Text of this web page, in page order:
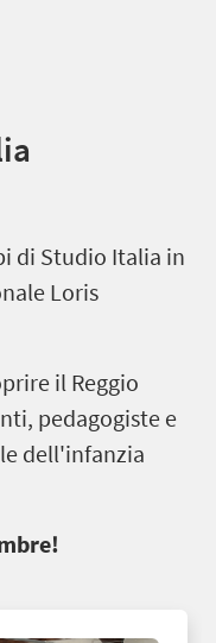
di Studio Italia in
Loris
il Reggio
pedagogiste e
dell'infanzia